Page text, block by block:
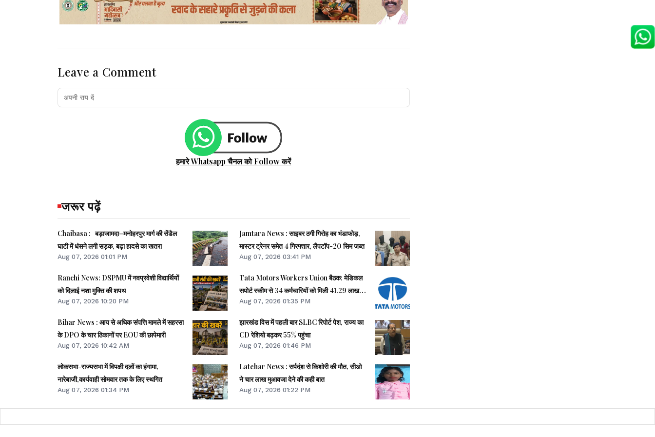
इलाज के दौरान उसकी भी मौत हो गई. शनिवार को उसके शव का पोस्टमार्टम कराया
जाएगा.इस घटना में एक अनोखा मामला भी सामने आया. मिनी महाकुड के परिजनों ने सांप को
डॉक्टरो के अनुसार करैत का जहर बेहद खतरनाक होता है और समय पर इलाज नहीं मिलने
पर कुछ ही घंटों में जानलेवा साबित हो सकता है.विशेषज्ञों का कहना है कि गर्मी और बरसात के
मौसम में बिलों में पानी भरने और तापमान बढ़ने के कारण सांप रिहायशी इलाकों की ओर निकल
आते हैं. ग्रामीण क्षेत्रों में जमीन पर सोने वाले लोगों के संपर्क में इनके आने की संभावना अधिक
पूर्वी सिंहभूम समेत पूरे कोल्हान क्षेत्र में करैत सांप बड़ी संख्या में पाए जाते हैं और हर साल इनके
डंसने से कई लोगों की मौत होती है. स्वास्थ्य विभाग ने लोगों से अपील की है कि वे जमीन पर
सोने से बचें, सांप काटने पर झाड़-फूंक के बजाय तुरंत अस्पताल पहुंचें और समय पर इलाज
कराएं.
एक ही दिन में दो महिलाओं की मौत से दोनों गांवों में मातम पसरा हुआ है. स्थानीय लोगों ने
प्रशासन से ग्रामीण इलाकों में जागरूकता अभियान चलाने और स्वास्थ्य केंद्रों में पर्याप्त मात्रा
में एंटी-स्नेक वेनम उपलब्ध कराने की मांग की है.
झारखंड न्यूज़
Leave a Comment
हमारे Whatsapp चैनल को Follow करें
जरूर पढ़ें
Chaibasa : बड़ाजामदा–मनोहरपुर मार्ग की सेंडैल
घाटी में धंसने लगी सड़क, बढ़ा हादसे का खतरा
Aug 07, 2026 01:01 PM
Ranchi News: DSPMU में नवप्रवेशी विद्यार्थियों
को दिलाई नशा मुक्ति की शपथ
Aug 07, 2026 10:20 PM
Bihar News : आय से अधिक संपत्ति मामले में सहरसा
के DPO के चार ठिकानों पर EOU की छापेमारी
Aug 07, 2026 10:42 AM
लोकसभा-राज्यसभा में विपक्षी दलों का हंगामा,
नारेबाजी,कार्यवाही सोमवार तक के लिए स्थगित
Aug 07, 2026 01:34 PM
Jamtara News : साइबर ठगी गिरोह का भंडाफोड़,
मास्टर ट्रेनर समेत 4 गिरफ्तार, लैपटॉप-20 सिम जब्त
Aug 07, 2026 03:41 PM
Tata Motors Workers Union बैठक: मेडिकल
सपोर्ट स्कीम से 34 कर्मचारियों को मिली 41.29 लाख
की मदद
Aug 07, 2026 01:35 PM
झारखंड विस में पहली बार SLBC रिपोर्ट पेश, राज्य का
CD रेशियो बढ़कर 55% पहुंचा
Aug 07, 2026 01:46 PM
Latehar News : सर्पदंश से किशोरी की मौत, सीओ
ने चार लाख मुआवजा देने की कही बात
Aug 07, 2026 01:22 PM